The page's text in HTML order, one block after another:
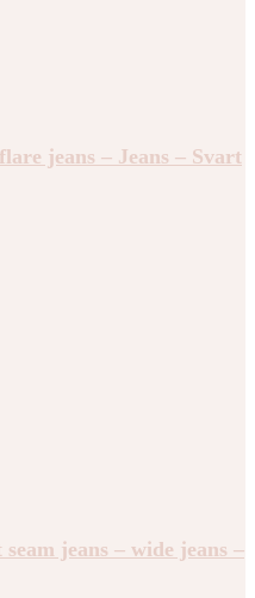
jeans – Jeans – Svart
jeans – wide jeans –